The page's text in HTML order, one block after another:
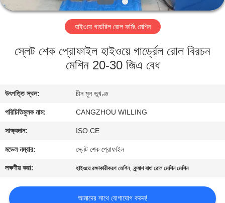
কারখানা
সাইট
ম্যাপ
গোপনীয়তা
হাইওয়ে গার্ডরিল রোল ফর্মিং মেশিন
স্লেট শেক প্রোফাইল হাইওয়ে গার্ড্রেল রোল বিরচন
মেশিন 20-30 জিএ বেধ
উৎপত্তি স্থল: চীন মূল ভূখণ্ড
পরিচিতিমুলক নাম: CANGZHOU WILLING
সাক্ষ্যদান: ISO CE
মডেল নম্বার: স্লেট শেক প্রোফাইল
লক্ষণীয় করা: হাইওয়ে রক্ষাকারীকরণ মেশিন,ক্র্যাশ বাধা রোল মেশিন মেশিন
আমাদের সাথে যোগাযোগ করুন!